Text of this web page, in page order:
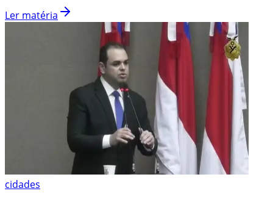
Ler matéria
cidades